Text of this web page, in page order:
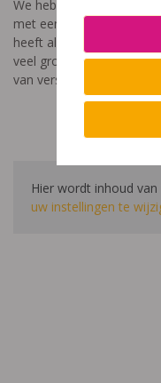
We hebben een video
met een leerstoornis.
heeft als doel aan te
veel groter is dan enkel
van verschillende
Hier wordt inhoud
uw instellingen te